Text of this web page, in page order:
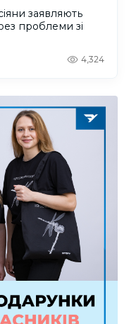
заявляють
проблеми зі
4,324